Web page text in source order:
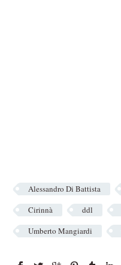
Alessandro Di Battista
Cirinnà
ddl
Umberto Mangiardi